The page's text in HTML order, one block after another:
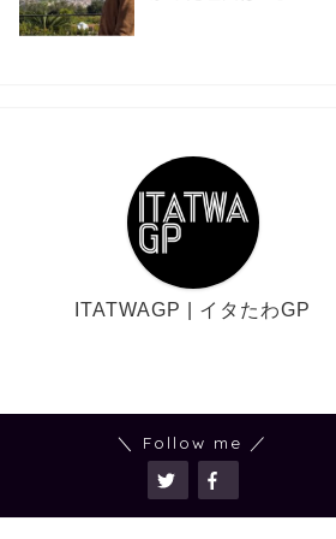
ITATWAGP | イタたわGP
＼ Follow me ／